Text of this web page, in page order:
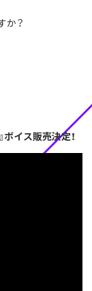
か？
イス販売決定！